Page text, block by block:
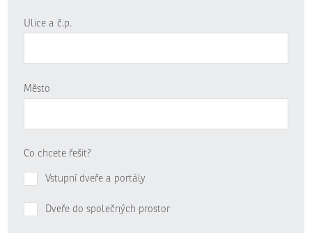
Ulice a č.p.
Město
Co chcete řešit?
Vstupní dveře a portály
Dveře do společných prostor